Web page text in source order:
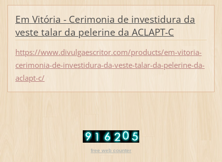
Em Vitória - Cerimonia de investidura da
veste talar da pelerine da ACLAPT-C
https://www.divulgaescritor.com/products/em-vitoria-
cerimonia-de-investidura-da-veste-talar-da-pelerine-da-
aclapt-c/
free web counter